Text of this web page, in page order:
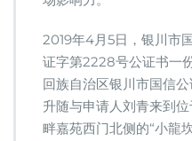
2019年4月5日，银川市
证字第2228号公证书一
回族自治区银川市国信
升随与申请人刘青来到
畔嘉苑西门北侧的“小龍